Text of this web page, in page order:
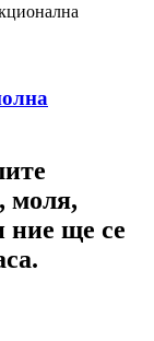
моля,
ние ще се